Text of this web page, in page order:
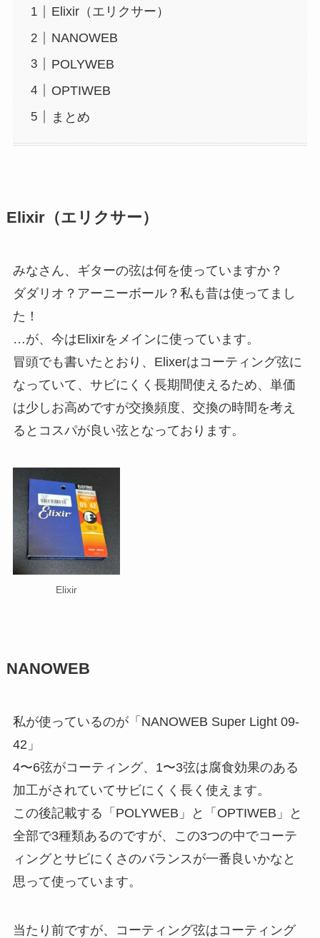
Elixir（エリクサー）
NANOWEB
POLYWEB
OPTIWEB
まとめ
Elixir（エリクサー）
みなさん、ギターの弦は何を使っていますか？
ダダリオ？アーニーボール？私も昔は使ってまし
た！
…が、今はElixirをメインに使っています。
冒頭でも書いたとおり、Elixerはコーティング弦に
なっていて、サビにくく長期間使えるため、単価
は少しお高めですが交換頻度、交換の時間を考え
るとコスパが良い弦となっております。
Elixir
NANOWEB
私が使っているのが「 NANOWEB Super Light 09-
42 」
4〜6弦がコーティング、1〜3弦は腐食効果のある
加工がされていてサビにくく長く使えます。
この後記載する「 POLYWEB 」と「 OPTIWEB 」と
全部で3種類あるのですが、この3つの中でコーテ
ィングとサビにくさのバランスが一番良いかなと
思って使っています。
当たり前ですが、コーティング弦はコーティング